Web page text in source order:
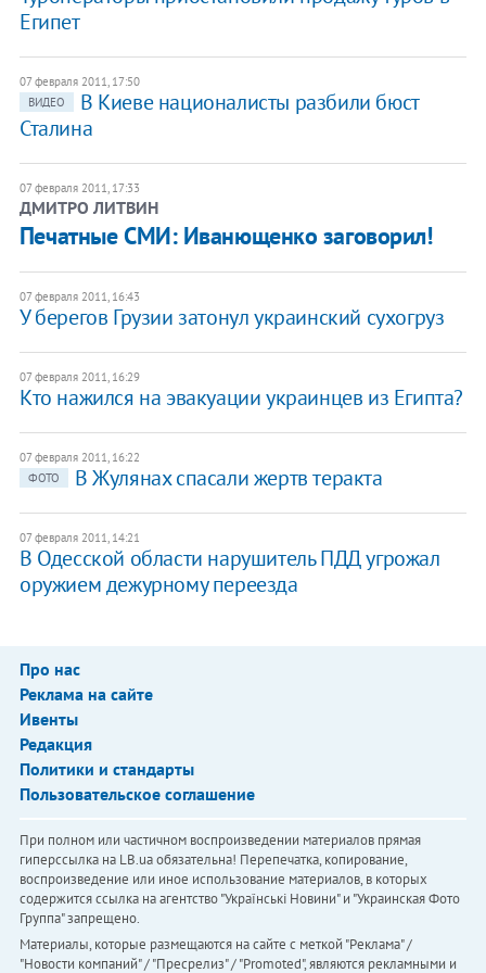
Египет
07 февраля 2011, 17:50
ВИДЕО
В Киеве националисты разбили бюст
Сталина
07 февраля 2011, 17:33
ДМИТРО ЛИТВИН
Печатные СМИ: Иванющенко заговорил!
07 февраля 2011, 16:43
У берегов Грузии затонул украинский сухогруз
07 февраля 2011, 16:29
Кто нажился на эвакуации украинцев из Египта?
07 февраля 2011, 16:22
ФОТО
В Жулянах спасали жертв теракта
07 февраля 2011, 14:21
В Одесской области нарушитель ПДД угрожал
оружием дежурному переезда
Про нас
Реклама на сайте
Ивенты
Редакция
Политики и стандарты
Пользовательское соглашение
При полном или частичном воспроизведении материалов прямая
гиперссылка на LB.ua обязательна! Перепечатка, копирование,
воспроизведение или иное использование материалов, в которых
содержится ссылка на агентство "Українськi Новини" и "Украинская Фото
Группа" запрещено.
Материалы, которые размещаются на сайте с меткой "Реклама" /
"Новости компаний" / "Пресрелиз" / "Promoted", являются рекламными и